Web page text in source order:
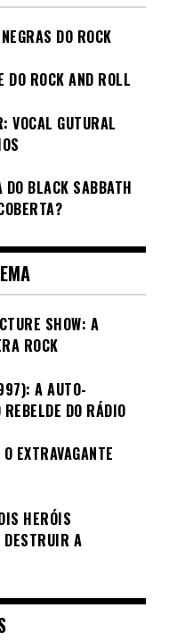
DO ROCK
DO ROCK AND ROLL
VOCAL GUTURAL
BLACK SABBATH
SHOW: A
ROCK
A AUTO-
DO RÁDIO
EXTRAVAGANTE
HERÓIS
DESTRUIR A